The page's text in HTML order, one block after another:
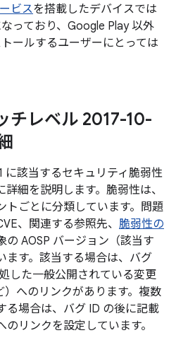
ビスを搭載したデバイスでは
っており、Google Play 以外
ールするユーザーにとっては
チレベル 2017-10-
該当するセキュリティ脆弱性
細を説明します。脆弱性は、
トごとに分類しています。問題
、関連する参照先、 脆弱性の
の AOSP バージョン（該当す
ます。該当する場合は、バグ
した一般公開されている変更
）へのリンクがあります。複数
る場合は、バグ ID の後に記載
リンクを設定しています。